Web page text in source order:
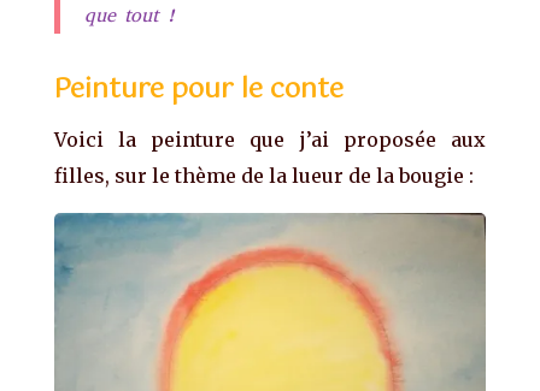
que tout !
Peinture pour le conte
Voici la peinture que j’ai proposée aux
filles, sur le thème de la lueur de la bougie :